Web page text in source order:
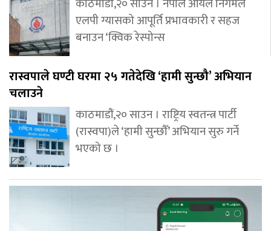
काठमाडौँ,२० साउन । नेपाल आयल निगमले
एलपी ग्यासको आपूर्ति प्रभावकारी र सहज
बनाउन ‘क्विक रेस्पोन्स
रास्वपाले घण्टी घरमा २५ गतेदेखि ‘हामी सुन्छौ’ अभियान
चलाउने
काठमाडौं,२० साउन । राष्ट्रिय स्वतन्त्र पार्टी
(रास्वपा)ले ‘हामी सुन्छौँ’ अभियान सुरु गर्ने
भएको छ ।